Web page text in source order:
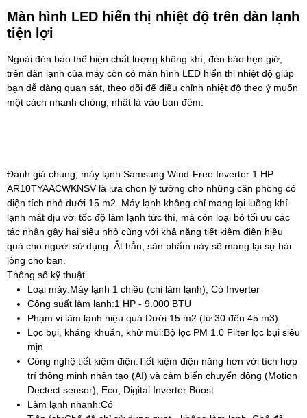
Màn hình LED hiển thị nhiệt độ trên dàn lạnh
tiện lợi
Ngoài đèn báo thể hiện chất lượng không khí, đèn báo hẹn giờ,
trên dàn lạnh của máy còn có màn hình LED hiển thị nhiệt độ giúp
bạn dễ dàng quan sát, theo dõi để điều chỉnh nhiệt độ theo ý muốn
một cách nhanh chóng, nhất là vào ban đêm.
Đánh giá chung, máy lạnh Samsung Wind-Free Inverter 1 HP
AR10TYAACWKNSV là lựa chọn lý tưởng cho những căn phòng có
diện tích nhỏ dưới 15 m2. Máy lạnh không chỉ mang lại luồng khí
lạnh mát dịu với tốc độ làm lạnh tức thì, mà còn loại bỏ tối ưu các
tác nhân gây hại siêu nhỏ cùng với khả năng tiết kiệm điện hiệu
quả cho người sử dụng. Ắt hẳn, sản phẩm này sẽ mang lại sự hài
lòng cho bạn.
Thông số kỹ thuật
Loại máy:Máy lạnh 1 chiều (chỉ làm lạnh), Có Inverter
Công suất làm lạnh:1 HP - 9.000 BTU
Phạm vi làm lạnh hiệu quả:Dưới 15 m2 (từ 30 đến 45 m3)
Lọc bụi, kháng khuẩn, khử mùi:Bộ lọc PM 1.0 Filter lọc bụi siêu
mịn
Công nghệ tiết kiệm điện:Tiết kiệm điện năng hơn với tích hợp
trí thông minh nhân tạo (AI) và cảm biến chuyển động (Motion
Dectect sensor), Eco, Digital Inverter Boost
Làm lạnh nhanh:Có